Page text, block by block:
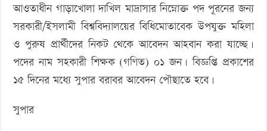
আওতাধীন গাড়াখোলা দাখিল মাদ্রাসার নিম্নোক্ত পদ পূরনের জন্য
সরকারী/ইসলামী বিশ্ববিদ্যালয়ের বিধিমোতাবেক উপযুক্ত মহিলা
ও পুরুষ প্রার্থীদের নিকট থেকে আবেদন আহবান করা যাচ্ছে।
পদের নাম সহকারী শিক্ষক (গণিত) ০১ জন। বিজ্ঞপ্তি প্রকাশের
১৫ দিনের মধ্যে সুপার বরাবর আবেদন পৌছাতে হবে।
সুপার